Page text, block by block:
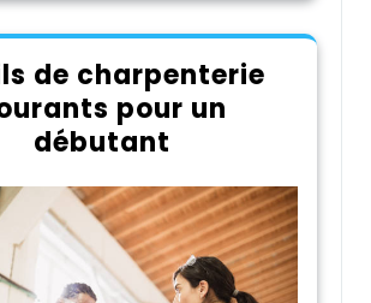
de charpenterie
pour un
débutant